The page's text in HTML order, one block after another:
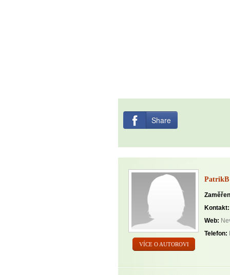
Share
VÍCE O AUTOROVI
PatrikB
Kontakt:
Web:
Telefon: